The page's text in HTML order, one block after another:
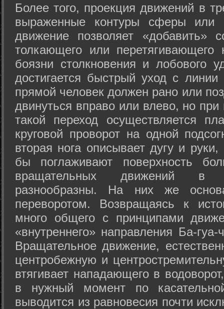
Более того, проекция движений в
выраженные контуры сферы или
движение позволяет «добавить»
толкающего или перетягивающего
боязни столкновения и лобового
достигается быстрый уход с
прямой человек должен рано или
двинуться вправо или влево, но
такой переход осуществляется
круговой проворот на одной
вторая нога описывает дугу и
бы поглаживают поверхность
вращательных движений в
разнообразны. На них же
переворотом. Возвращаясь к
много общего с принципами
«внутреннего» направления Ба-
Вращательное движение,
центробежную и
втягивает нападающего в
в нужный момент по
выводится из равновесия почти